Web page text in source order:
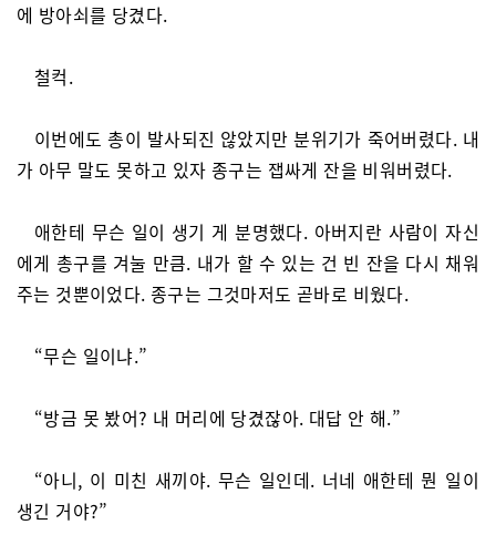
에 방아쇠를 당겼다.
철컥.
이번에도 총이 발사되진 않았지만 분위기가 죽어버렸다. 내
가 아무 말도 못하고 있자 종구는 잽싸게 잔을 비워버렸다.
애한테 무슨 일이 생기 게 분명했다. 아버지란 사람이 자신
에게 총구를 겨눌 만큼. 내가 할 수 있는 건 빈 잔을 다시 채워
주는 것뿐이었다. 종구는 그것마저도 곧바로 비웠다.
“무슨 일이냐.”
“방금 못 봤어? 내 머리에 당겼잖아. 대답 안 해.”
“아니, 이 미친 새끼야. 무슨 일인데. 너네 애한테 뭔 일이
생긴 거야?”